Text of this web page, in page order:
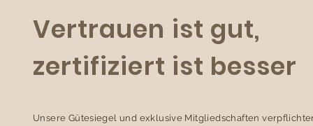
Vertrauen ist gut,
zertifiziert ist besser
Unsere Gütesiegel und exklusive Mitgliedschaften